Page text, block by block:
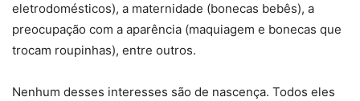
eletrodomésticos), a maternidade (bonecas bebês), a
preocupação com a aparência (maquiagem e bonecas que
trocam roupinhas), entre outros.
Nenhum desses interesses são de nascença. Todos eles